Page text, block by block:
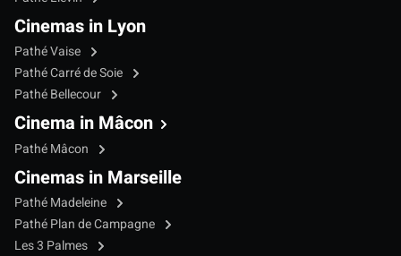
Cinemas in Lyon
Pathé Vaise
Pathé Carré de Soie
Pathé Bellecour
Cinema in Mâcon
Pathé Mâcon
Cinemas in Marseille
Pathé Madeleine
Pathé Plan de Campagne
Les 3 Palmes